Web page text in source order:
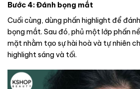
Bước 4: Đánh bọng mắt
Cuối cùng, dùng phấn highlight để
bọng mắt. Sau đó, phủ một lớp phấn
mặt nhằm tạo sự hài hoà và tự nhiên
highlight sáng và tối.